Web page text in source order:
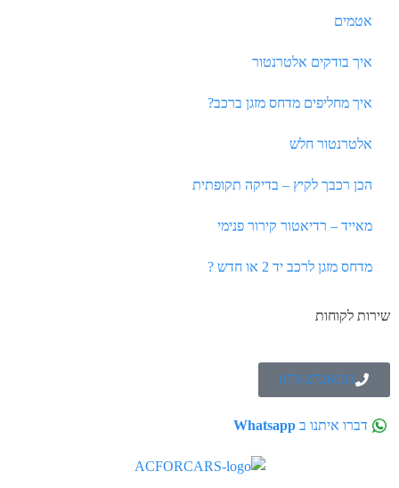
אטמים
איך בודקים אלטרנטור
איך מחליפים מדחס מזגן ברכב?
אלטרנטור חלש
הכן רכבך לקיץ – בדיקה תקופתית
מאייד – רדיאטור קירור פנימי
מדחס מזגן לרכב יד 2 או חדש ?
שירות לקוחות
073-2726033
דברו איתנו בWhatsapp